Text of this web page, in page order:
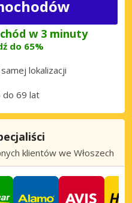
w 3 minuty
do 65%
lokalizacji
do 69 lat
klientów we Włoszech